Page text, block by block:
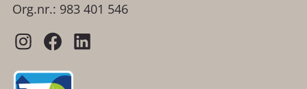
Org.nr.: 983 401 546